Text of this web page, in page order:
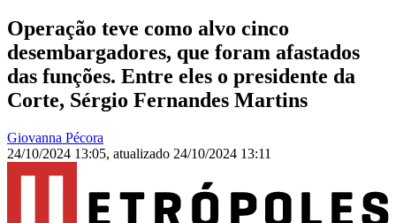
Operação teve como alvo cinco
desembargadores, que foram afastados
das funções. Entre eles o presidente da
Corte, Sérgio Fernandes Martins
Giovanna Pécora
24/10/2024 13:05, atualizado 24/10/2024 13:11